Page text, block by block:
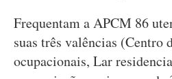
Frequentam a APCM 86
suas três valências (Centro
ocupacionais, Lar